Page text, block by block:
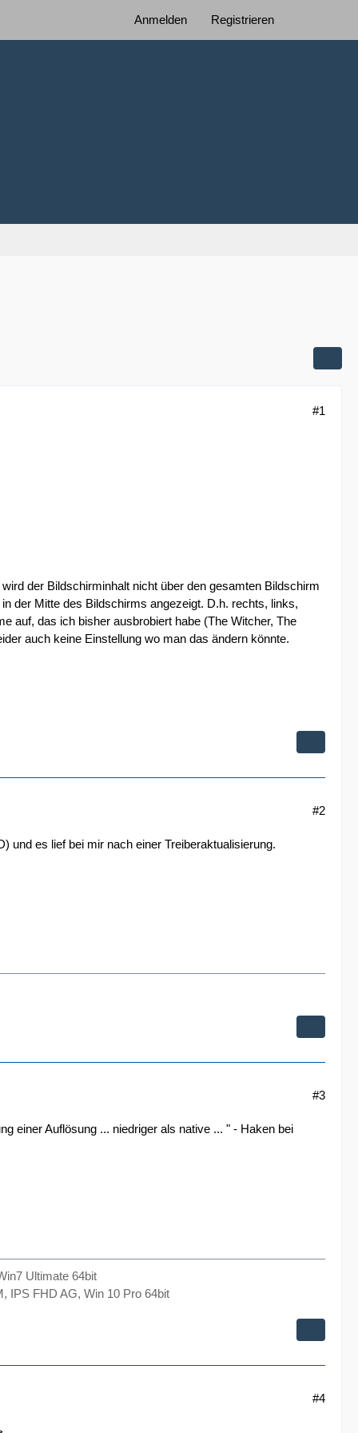
Anmelden Registrieren
#1
der Bildschirminhalt nicht über den gesamten Bildschirm
der Mitte des Bildschirms angezeigt. D.h. rechts, links,
auf, das ich bisher ausbrobiert habe (The Witcher, The
auch keine Einstellung wo man das ändern könnte.
#2
und es lief bei mir nach einer Treiberaktualisierung.
#3
einer Auflösung ... niedriger als native ... " - Haken bei
Ultimate 64bit
IPS FHD AG, Win 10 Pro 64bit
#4